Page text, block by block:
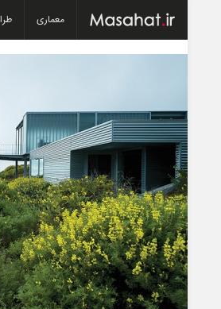
معماری